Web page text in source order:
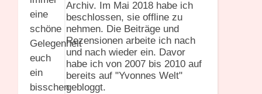
eine
schöne
Gelegenheit
euch
ein
bisschen
Archiv. Im Mai 2018 habe ich
beschlossen, sie offline zu
nehmen. Die Beiträge und
Rezensionen arbeite ich nach
und nach wieder ein. Davor
habe ich von 2007 bis 2010 auf
bereits auf "Yvonnes Welt"
gebloggt.